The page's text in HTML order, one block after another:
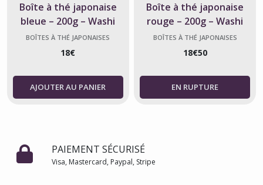
Boîte à thé japonaise
bleue – 200g – Washi
Yuzen Sensu
BOÎTES À THÉ JAPONAISES
18€
AJOUTER AU PANIER
Boîte à thé japonaise
rouge – 200g – Washi
Yuzen Sayagata
BOÎTES À THÉ JAPONAISES
18€50
PAIEMENT SÉCURISÉ
Visa, Mastercard, Paypal, Stripe